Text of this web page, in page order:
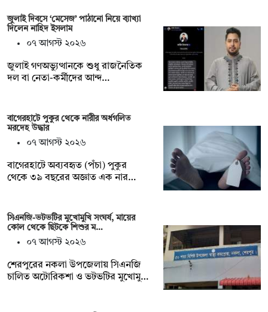
জুলাই দিবসে ‘মেসেজ’ পাঠানো নিয়ে ব্যাখ্যা
দিলেন নাহিদ ইসলাম
০৭ আগস্ট ২০২৬
জুলাই গণঅভ্যুত্থানকে শুধু রাজনৈতিক
দল বা নেতা-কর্মীদের আন্দ…
বাগেরহাটে পুকুর থেকে নারীর অর্ধগলিত
মরদেহ উদ্ধার
০৭ আগস্ট ২০২৬
বাগেরহাটে অব্যবহৃত (পঁচা) পুকুর
থেকে ৩৯ বছরের অজ্ঞাত এক নার…
সিএনজি-ভটভটির মুখোমুখি সংঘর্ষ, মায়ের
কোল থেকে ছিটকে শিশুর ম…
০৭ আগস্ট ২০২৬
শেরপুরের নকলা উপজেলায় সিএনজি
চালিত অটোরিকশা ও ভটভটির মুখোমু…